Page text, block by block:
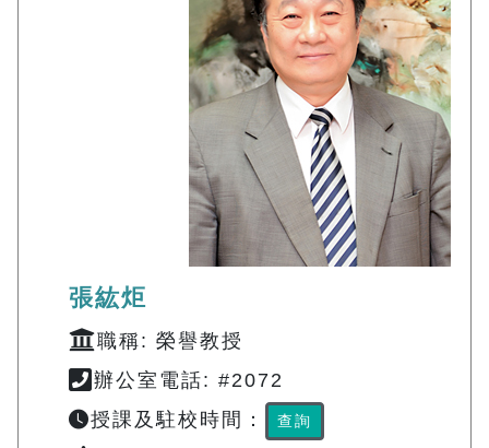
張紘炬
職稱: 榮譽教授
辦公室電話: #2072
授課及駐校時間：
查詢